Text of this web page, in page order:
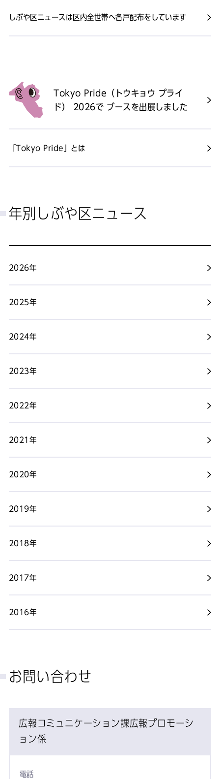
しぶや区ニュースは区内全世帯へ各戸配布をしています
Tokyo Pride（トウキョウ プライ
ド） 2026で ブースを出展しました
「Tokyo Pride」とは
年別しぶや区ニュース
2026年
2025年
2024年
2023年
2022年
2021年
2020年
2019年
2018年
2017年
2016年
お問い合わせ
広報コミュニケーション課広報プロモーシ
ョン係
電話